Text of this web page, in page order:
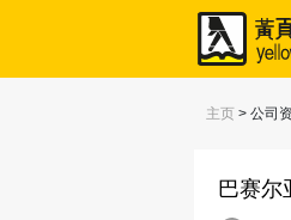
主页 > 公司
巴赛尔